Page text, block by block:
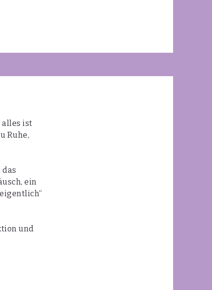
alles ist
Ruhe,
das
ein
und